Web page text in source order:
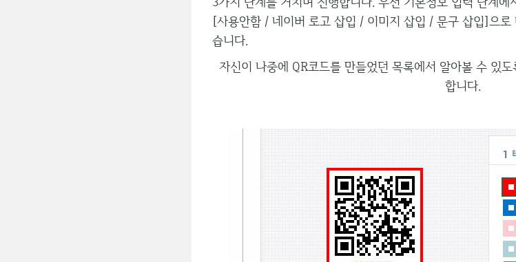
[사용안함 / 네이버 로고 삽입 / 이미지 삽입 / 문구 삽입]으
습니다.
자신이 나중에 QR코드를 만들었던 목록에서 알아볼 수 있
합니다.